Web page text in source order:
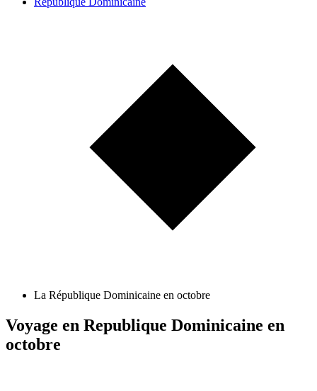
La République Dominicaine en octobre
Voyage en Republique Dominicaine en
octobre